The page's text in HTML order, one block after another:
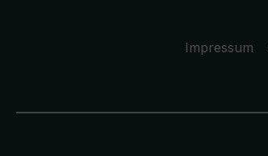
Impressum